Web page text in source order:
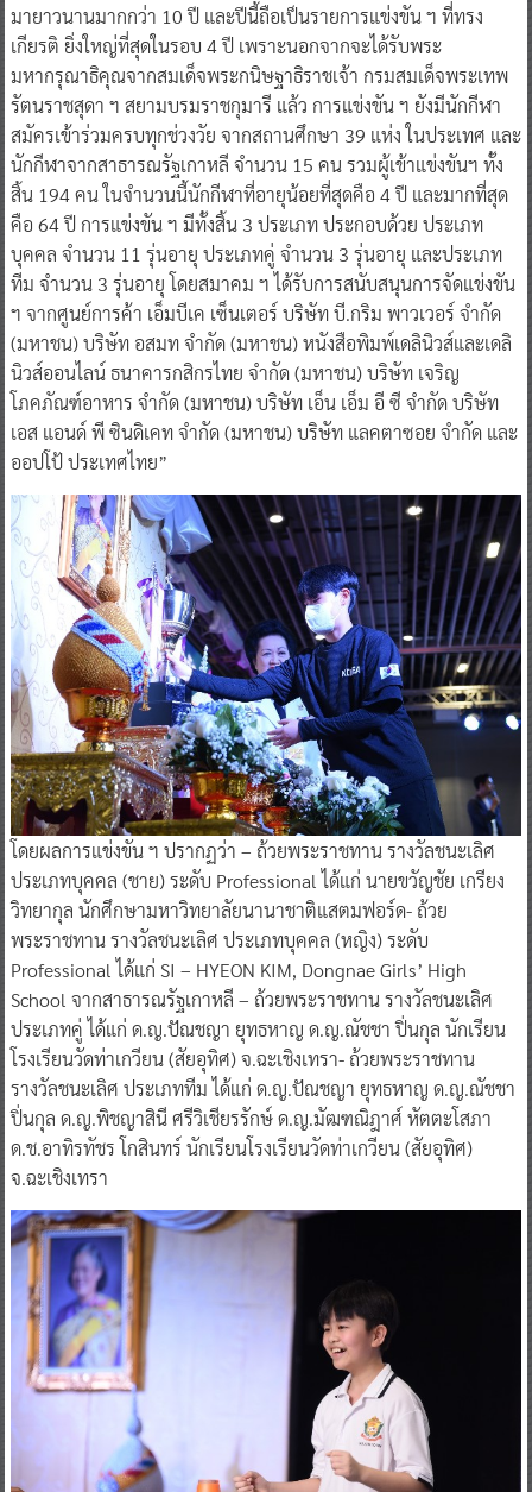
มายาวนานมากกว่า 10 ปี และปีนี้ถือเป็นรายการแข่งขัน ฯ ที่ทรง
เกียรติ ยิ่งใหญ่ที่สุดในรอบ 4 ปี เพราะนอกจากจะได้รับพระ
มหากรุณาธิคุณจากสมเด็จพระกนิษฐาธิราชเจ้า กรมสมเด็จพระเทพ
รัตนราชสุดา ฯ สยามบรมราชกุมารี แล้ว การแข่งขัน ฯ ยังมีนักกีฬา
สมัครเข้าร่วมครบทุกช่วงวัย จากสถานศึกษา 39 แห่ง ในประเทศ และ
นักกีฬาจากสาธารณรัฐเกาหลี จำนวน 15 คน รวมผู้เข้าแข่งขันฯ ทั้ง
สิ้น 194 คน ในจำนวนนี้นักกีฬาที่อายุน้อยที่สุดคือ 4 ปี และมากที่สุด
คือ 64 ปี การแข่งขัน ฯ มีทั้งสิ้น 3 ประเภท ประกอบด้วย ประเภท
บุคคล จำนวน 11 รุ่นอายุ ประเภทคู่ จำนวน 3 รุ่นอายุ และประเภท
ทีม จำนวน 3 รุ่นอายุ โดยสมาคม ฯ ได้รับการสนับสนุนการจัดแข่งขัน
ฯ จากศูนย์การค้า เอ็มบีเค เซ็นเตอร์ บริษัท บี.กริม พาวเวอร์ จำกัด
(มหาชน) บริษัท อสมท จำกัด (มหาชน) หนังสือพิมพ์เดลินิวส์และเดลิ
นิวส์ออนไลน์ ธนาคารกสิกรไทย จำกัด (มหาชน) บริษัท เจริญ
โภคภัณฑ์อาหาร จำกัด (มหาชน) บริษัท เอ็น เอ็ม อี ซี จำกัด บริษัท
เอส แอนด์ พี ซินดิเคท จำกัด (มหาชน) บริษัท แลคตาซอย จำกัด และ
ออปโป้ ประเทศไทย”
โดยผลการแข่งขัน ฯ ปรากฏว่า – ถ้วยพระราชทาน รางวัลชนะเลิศ
ประเภทบุคคล (ชาย) ระดับ Professional ได้แก่ นายขวัญชัย เกรียง
วิทยากุล นักศึกษามหาวิทยาลัยนานาชาติแสตมฟอร์ด- ถ้วย
พระราชทาน รางวัลชนะเลิศ ประเภทบุคคล (หญิง) ระดับ
Professional ได้แก่ SI – HYEON KIM, Dongnae Girls’ High
School จากสาธารณรัฐเกาหลี – ถ้วยพระราชทาน รางวัลชนะเลิศ
ประเภทคู่ ได้แก่ ด.ญ.ปัณชญา ยุทธหาญ ด.ญ.ณัชชา ปิ่นกุล นักเรียน
โรงเรียนวัดท่าเกวียน (สัยอุทิศ) จ.ฉะเชิงเทรา- ถ้วยพระราชทาน
รางวัลชนะเลิศ ประเภททีม ได้แก่ ด.ญ.ปัณชญา ยุทธหาญ ด.ญ.ณัชชา
ปิ่นกุล ด.ญ.พิชญาสินี ศรีวิเชียรรักษ์ ด.ญ.มัฒฑณิฎาศ์ หัตตะโสภา
ด.ช.อาทิรทัชร โกสินทร์ นักเรียนโรงเรียนวัดท่าเกวียน (สัยอุทิศ)
จ.ฉะเชิงเทรา